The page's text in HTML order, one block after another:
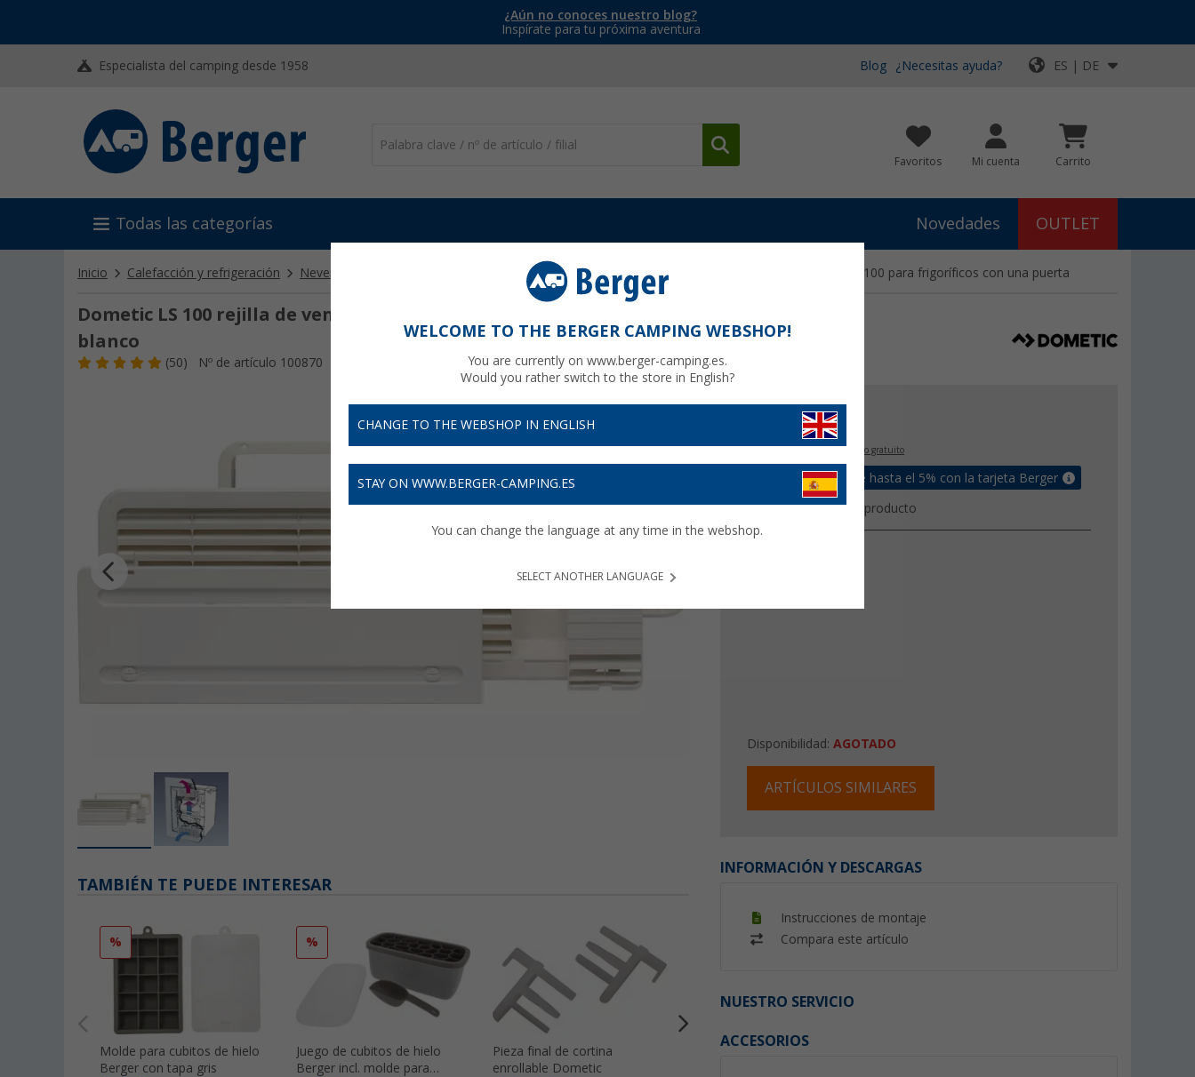
¿Aún no conoces nuestro blog?
Inspírate para tu próxima aventura
Especialista del camping desde 1958 Blog ¿Necesitas ayuda? ES | DE
Favoritos Mi cuenta Carrito
Todas las categorías Novedades OUTLET
Inicio Calefacción y refrigeración Neveras camper Accesorios para neveras camper Rejilla de ventilación superior Dometic LS 100 para frigoríficos con una puerta
Dometic LS 100 rejilla de ventilación superior para frigoríficos de una puerta
blanco
(50) Nº de artículo 100870
€
envío gratuito
Recibe un bonus de hasta el 5% con la tarjeta Berger
Ficha técnica del producto
Disponibilidad: AGOTADO
ARTÍCULOS SIMILARES
INFORMACIÓN Y DESCARGAS
Instrucciones de montaje
Compara este artículo
NUESTRO SERVICIO
ACCESORIOS
TAMBIÉN TE PUEDE INTERESAR
%
Molde para cubitos de hielo
Berger con tapa gris
%
Juego de cubitos de hielo
Berger incl. molde para
Pieza final de cortina
enrollable Dometic
WELCOME TO THE BERGER CAMPING WEBSHOP!
You are currently on www.berger-camping.es.
Would you rather switch to the store in English?
CHANGE TO THE WEBSHOP IN ENGLISH
STAY ON WWW.BERGER-CAMPING.ES
You can change the language at any time in the webshop.
SELECT ANOTHER LANGUAGE